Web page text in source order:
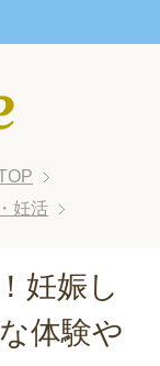
妊活
妊娠し
体験や